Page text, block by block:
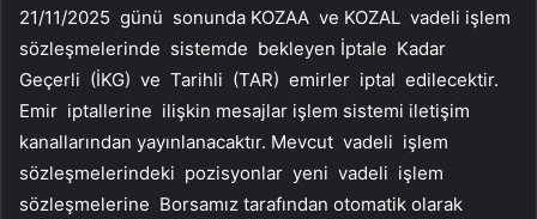
21/11/2025 günü sonunda KOZAA ve KOZAL vadeli işlem
sözleşmelerinde sistemde bekleyen İptale Kadar
Geçerli (İKG) ve Tarihli (TAR) emirler iptal edilecektir.
Emir iptallerine ilişkin mesajlar işlem sistemi iletişim
kanallarından yayınlanacaktır. Mevcut vadeli işlem
sözleşmelerindeki pozisyonlar yeni vadeli işlem
sözleşmelerine Borsamız tarafından otomatik olarak